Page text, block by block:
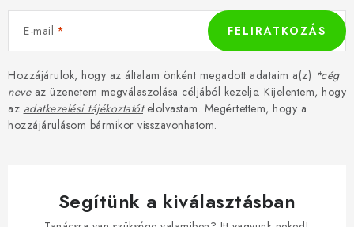
E-mail
Hozzájárulok, hogy az általam önként megadott adataim a(z) *cég
neveaz üzenetem megválaszolása céljából kezelje. Kijelentem, hogy
az adatkezelési tájékoztatótelolvastam. Megértettem, hogy a
hozzájárulásom bármikor visszavonhatom.
FELIRATKOZÁS
Segítünk a kiválasztásban